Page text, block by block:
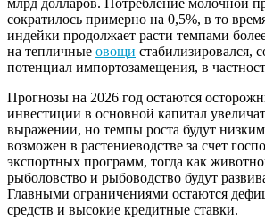
млрд долларов. Потребление молочной
сократилось примерно на 0,5%, в то
индейки продолжает расти темпами
на тепличные овощи стабилизировался,
потенциал импортозамещения, в
Прогнозы на 2026 год остаются
инвестиции в основной капитал
выражении, но темпы роста будут
возможен в растениеводстве за счет
экспортных программ, тогда как
рыболовство и рыбоводство будут
Главными ограничениями остаются
средств и высокие кредитные ставки.